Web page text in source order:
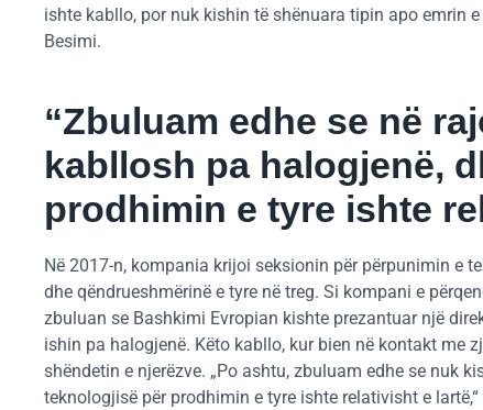
ishte kabllo, por nuk kishin të shënuara tipin apo emrin
Besimi.
“Zbuluam edhe se në
kabllosh pa halogjenë,
prodhimin e tyre ishte
Në 2017-n, kompania krijoi seksionin për përpunimin e
dhe qëndrueshmërinë e tyre në treg. Si kompani e
zbuluan se Bashkimi Evropian kishte prezantuar një
ishin pa halogjenë. Këto kabllo, kur bien në kontakt me
shëndetin e njerëzve. „Po ashtu, zbuluam edhe se nuk
teknologjisë për prodhimin e tyre ishte relativisht e